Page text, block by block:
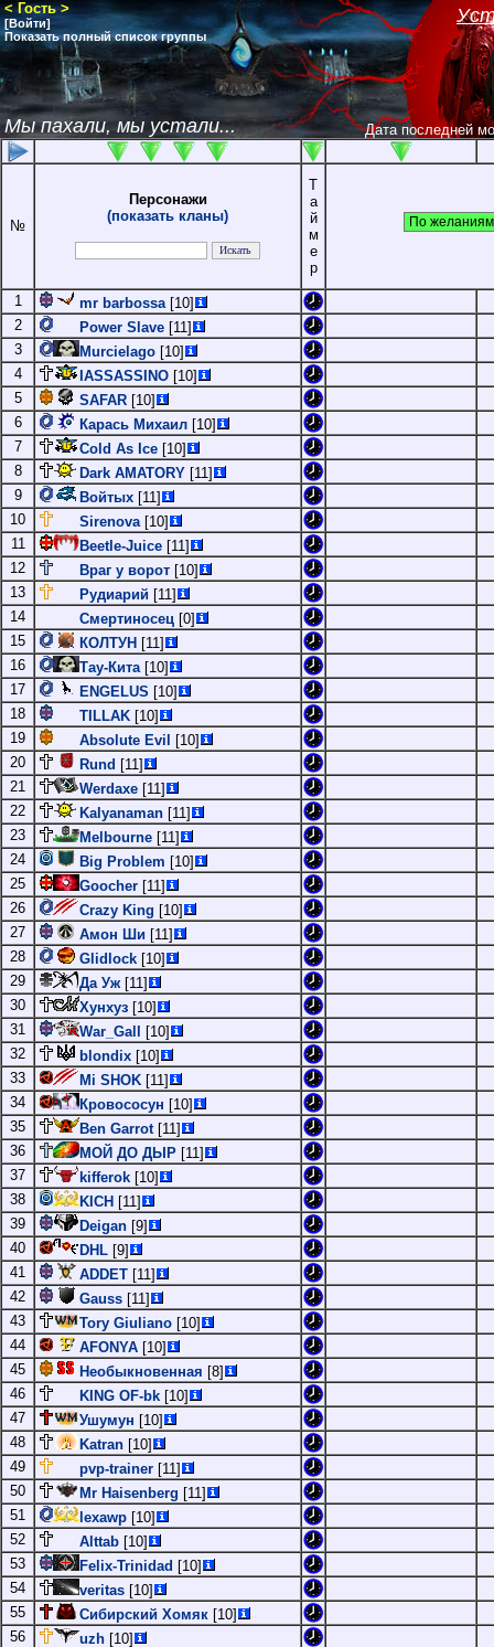
< Гость >
[Войти]
Показать полный список группы
Мы пахали, мы устали... Дата последней
№
Персонажи
(показать кланы)
Т
а
й
м
е
р
1
mr barbossa[10]
2
Power Slave [11]
3
Murcielago [10]
4
IASSASSINO [10]
5
SAFAR [10]
6
Карась Михаил [10]
7
Cold As Ice [10]
8
Dark AMATORY [11]
9
Войтых [11]
10
Sirenova[10]
11
Beetle-Juice [11]
12
Враг у ворот [10]
13
Рудиарий [11]
14
Смертиносец [0]
15
КОЛТУН [11]
16
Тау-Кита[10]
17
ENGELUS [10]
18
TILLAK [10]
19
Absolute Evil
[10]
20
Rund [11]
21
Werdaxe [11]
22
Kalyanaman [11]
23
Melbourne [11]
24
Big Problem [10]
25
Goocher [11]
26
Crazy King [10]
27
Амон Ши [11]
28
Glidlock [10]
29
Да Уж[11]
30
Хунхуз [10]
31
War_Gall
[10]
32
blondix [10]
33
Mi SHOK [11]
34
Кровососун [10]
35
Ben Garrot[11]
36
МОЙ ДО ДЫР [11]
37
kifferok [10]
38
KICH [11]
39
Deigan [9]
40
DHL [9]
41
ADDET [11]
42
Gauss [11]
43
Tory Giuliano [10]
44
AFONYA [10]
45
Необыкновенная [8]
46
KING OF-bk [10]
47
Ушумун [10]
48
Katran [10]
49
pvp-trainer [11]
50
Mr Haisenberg [11]
51
lexawp [10]
52
Alttab [10]
53
Felix-Trinidad [10]
54
veritas [10]
55
Сибирский Хомяк [10]
56
uzh [10]